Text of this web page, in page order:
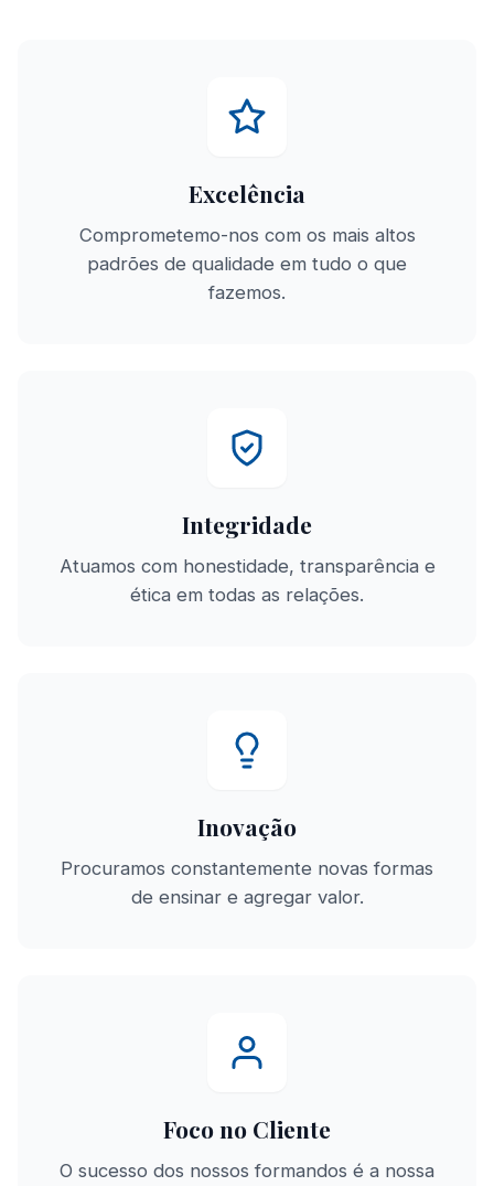
Excelência
Comprometemo-nos com os mais altos
padrões de qualidade em tudo o que
fazemos.
Integridade
Atuamos com honestidade, transparência e
ética em todas as relações.
Inovação
Procuramos constantemente novas formas
de ensinar e agregar valor.
Foco no Cliente
O sucesso dos nossos formandos é a nossa